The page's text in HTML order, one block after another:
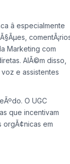
â especialmente
comentÃ¡rios
Marketing com
AlÃ©m disso,
e assistentes
O UGC
que incentivam
em